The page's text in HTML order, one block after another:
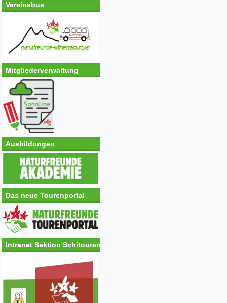
Vereinsbus
Mitgliederverwaltung
Ausbildungen
Das neue Tourenportal
Intranet Sektion Schitouren